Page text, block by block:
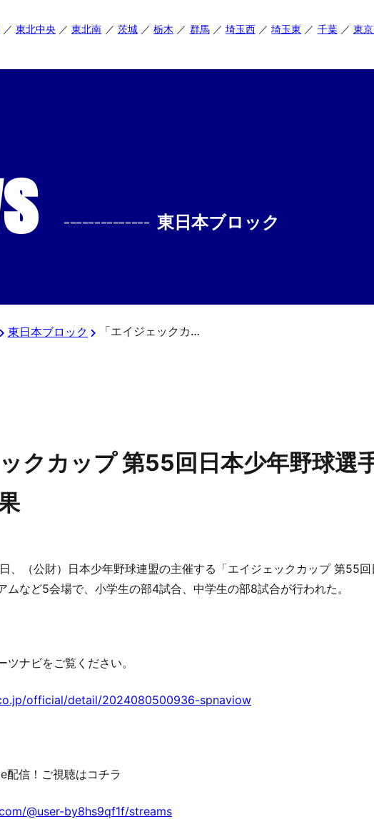
東北中央 東北南 茨城 栃木 群馬 埼玉西 埼玉東 千葉
東
-------------- 東日本ブロック
東日本ブロック 「エイジェックカップ 第55回日本少年野球選手権大会」8月4日の試合結果
ックカップ 第55回日本少年野球選
、（公財）日本少年野球連盟の主催する「エイジェックカップ 第55
ムなど5会場で、小学生の部4試合、中学生の部8試合が行われた。
ナビをご覧ください。
official/detail/2024080500936-spnaviow
配信！ご視聴はコチラ
@user-by8hs9qf1f/streams